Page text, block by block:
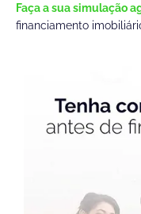
Faça a sua simulação
financiamento